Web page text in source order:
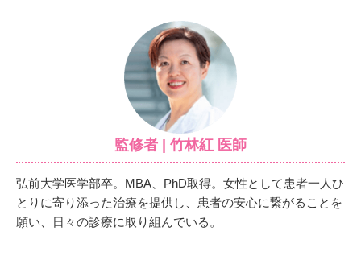
監修者 | 竹林紅 医師
弘前大学医学部卒。MBA、PhD取得。女性として患者一人ひ
とりに寄り添った治療を提供し、患者の安心に繋がることを
願い、日々の診療に取り組んでいる。